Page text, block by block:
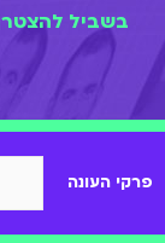
בשביל
פרקי העונה